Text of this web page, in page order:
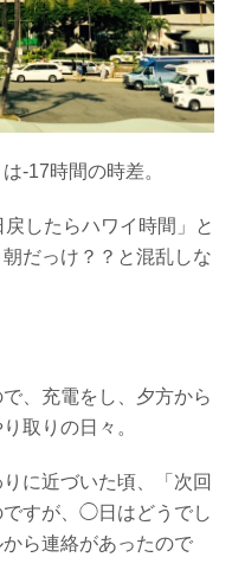
-17時間の時差。
戻したらハワイ時間」と
だっけ？？と混乱しな
、充電をし、夕方から
取りの日々。
に近づいた頃、「次回
すが、◯日はどうでし
ら連絡があったので